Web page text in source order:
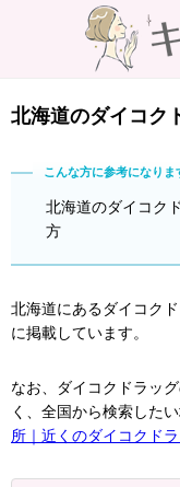
北海道のダイコク
北海道のダイコク
方
北海道にあるダイコク
に掲載しています。
なお、ダイコクドラッ
く、全国から検索した
所｜近くのダイコクド